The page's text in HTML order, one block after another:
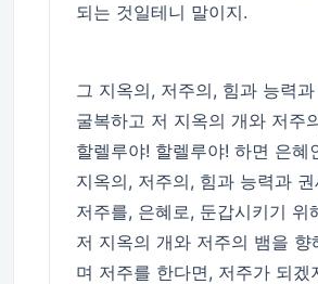
되는 것일테니 말이지.
그 지옥의, 저주의, 힘과 능력
굴복하고 저 지옥의 개와 저주
할렐루야! 할렐루야! 하면 은혜
지옥의, 저주의, 힘과 능력과
저주를, 은혜로, 둔갑시키기 위
저 지옥의 개와 저주의 뱀을 향
며 저주를 한다면, 저주가 되겠